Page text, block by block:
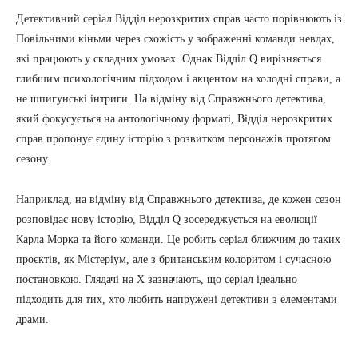
Детективний серіал Відділ нерозкритих справ часто порівнюють із
Повільними кіньми через схожість у зображенні команди невдах,
які працюють у складних умовах. Однак Відділ Q вирізняється
глибшим психологічним підходом і акцентом на холодні справи, а
не шпигунські інтриги. На відміну від Справжнього детектива,
який фокусується на антологічному форматі, Відділ нерозкритих
справ пропонує єдину історію з розвитком персонажів протягом
сезону.
Наприклад, на відміну від Справжнього детектива, де кожен сезон
розповідає нову історію, Відділ Q зосереджується на еволюції
Карла Морка та його команди. Це робить серіал ближчим до таких
проєктів, як Містеріум, але з британським колоритом і сучасною
постановкою. Глядачі на X зазначають, що серіал ідеально
підходить для тих, хто любить напружені детективи з елементами
драми.